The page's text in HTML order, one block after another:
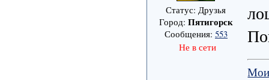
Статус: Друзья
Город: Пятигорск
Сообщения: 553
Не в сети